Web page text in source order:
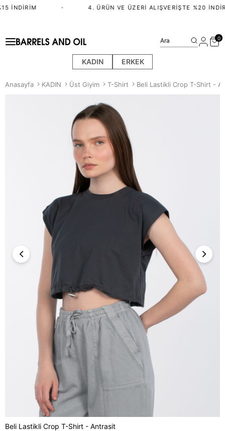
İNDIRIM 4. ÜRÜN VE ÜZERI ALIŞVERIŞTE %20
KADIN ERKEK
Ara 0
Anasayfa KADIN Üst Giyim T-Shirt Beli Lastikli Crop T-Shirt -
Beli Lastikli Crop T-Shirt - Antrasit